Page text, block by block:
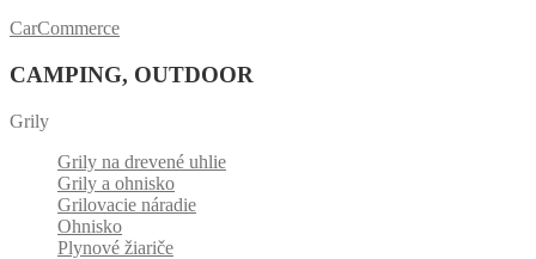
CarCommerce
CAMPING, OUTDOOR
Grily
Grily na drevené uhlie
Grily a ohnisko
Grilovacie náradie
Ohnisko
Plynové žiariče